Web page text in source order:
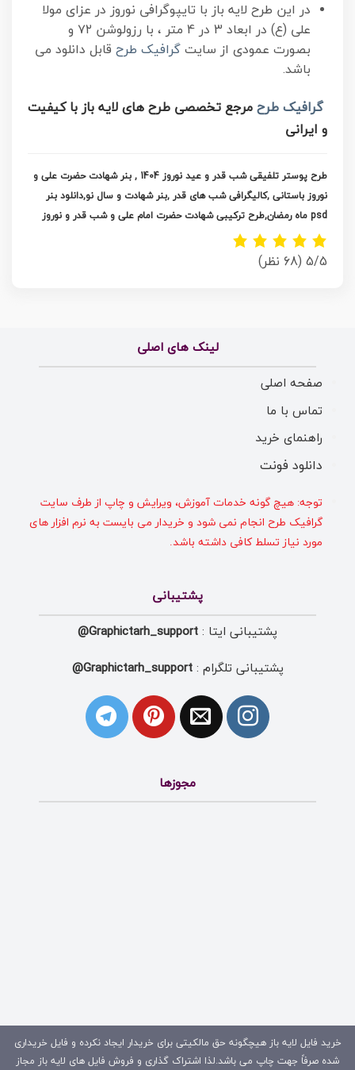
در این طرح لایه باز با تایپوگرافی نوروز در عزای مولا
علی (ع) در ابعاد 3 در 4 متر ، با رزولوشن ۷۲ و
بصورت عمودی از سایت گرافیک طرحقابل دانلود می
باشد.
گرافیک طرح مرجع تخصصی طرح های لایه باز با کیفیت
و ایرانی
طرح پوستر تلفیقی شب قدر و عید نوروز 1404 , بنر شهادت حضرت علی و
نوروز باستانی ,کالیگرافی شب های قدر ,بنر شهادت و سال نو,دانلود بنر
psd ماه رمضان,طرح ترکیبی شهادت حضرت امام علی و شب قدر و نوروز
5/5 (68 نظر)
لینک های اصلی
صفحه اصلی
تماس با ما
راهنمای خرید
دانلود فونت
توجه: هیچ گونه خدمات آموزش، ویرایش و چاپ از طرف سایت
گرافیک طرح انجام نمی شود و خریدار می بایست به نرم افزار های
مورد نیاز تسلط کافی داشته باشد.
پشتیبانی
پشتیبانی ایتا : Graphictarh_support@
پشتیبانی تلگرام :Graphictarh_support@
مجوزها
خرید فایل لایه باز هیچگونه حق مالکیتی برای خریدار ایجاد نکرده و فایل خریداری
شده صرفاً جهت چاپ می باشد.لذا اشتراک گذاری و فروش فایل های لایه باز مجاز